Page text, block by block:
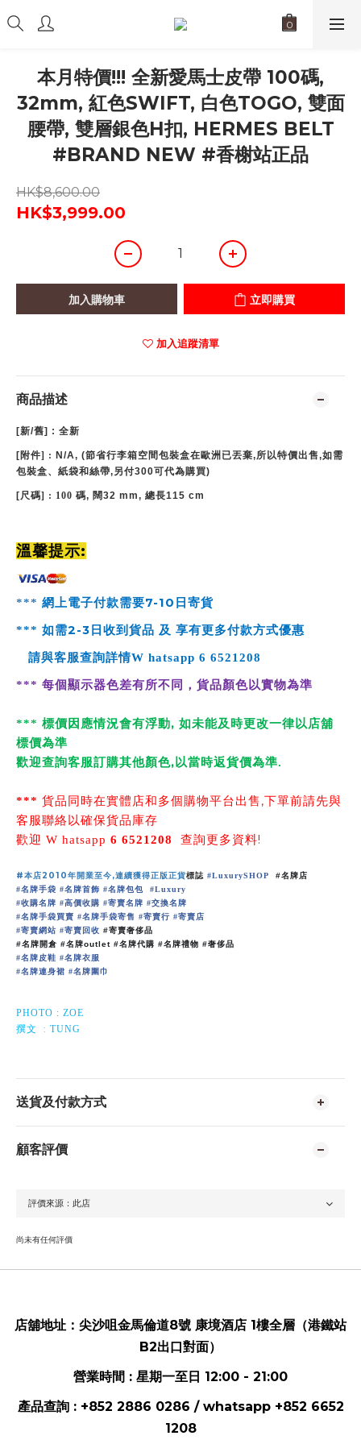
本月特價!!! 全新愛馬士皮帶 100碼,
32mm, 紅色SWIFT, 白色TOGO, 雙面
腰帶, 雙層銀色H扣, HERMES BELT
#BRAND NEW #香榭站正品
HK$8,600.00
HK$3,999.00
加入購物車 立即購買
加入追蹤清單
商品描述
[新/舊] : 全新
[ 附件] : N/A, (節省行李箱空間包裝盒在歐洲已丟棄,所以特價出售,如需
包裝盒、紙袋和絲帶,另付300可代為購買)
[尺碼] : 100 碼, 闊32 mm, 總長115 cm
溫馨提示:
*** 網上電子付款需要7-10 日寄貨
*** 如需2-3 日收到貨品 及 享有更多付款方式優惠
請與客服查詢詳情W hatsapp 6 6521208
*** 每個顯示器色差有所不同，貨品顏色以實物為準
*** 標價因應情況會有浮動, 如未能及時更改一律以店舖
標價為準
歡迎查詢客服訂購其他顏色, 以當時返貨價為準.
*** 貨品同時在實體店和多個購物平台出售 ,下單前請先與
客服聯絡以確保貨品庫存
歡迎 W hatsapp 6 6521208 查詢更多資料!
#本店2010年開業至今,連續獲得正版正貨標誌 #LuxurySHOP #名牌店
#名牌手袋 #名牌首飾 #名牌包包 #Luxury
#收購名牌 #高價收購 #寄賣名牌 #交換名牌
#名牌手袋買賣 #名牌手袋寄售 #寄賣行 #寄賣店
#寄賣網站 #寄賣回收 #寄賣奢侈品
#名牌開倉 #名牌outlet #名牌代購 #名牌禮物 #奢侈品
#名牌皮鞋 #名牌衣服
#名牌連身裙 #名牌圍巾
PHOTO : ZOE
撰文
: TUNG
送貨及付款方式
顧客評價
尚未有任何評價
店舖地址： 尖沙咀金馬倫道8號 康境酒店 1樓全層（港鐵站
B2出口對面）
營業時間 : 星期一至日 12:00 - 21:00
產品查詢 : +852 2886 0286 / whatsapp +852 6652
1208